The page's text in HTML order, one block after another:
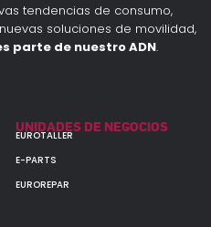
tendencias de consumo,
soluciones de movilidad,
parte de nuestro ADN.
UNIDADES DE NEGOCIOS
EUROTALLER
E-PARTS
EUROREPAR